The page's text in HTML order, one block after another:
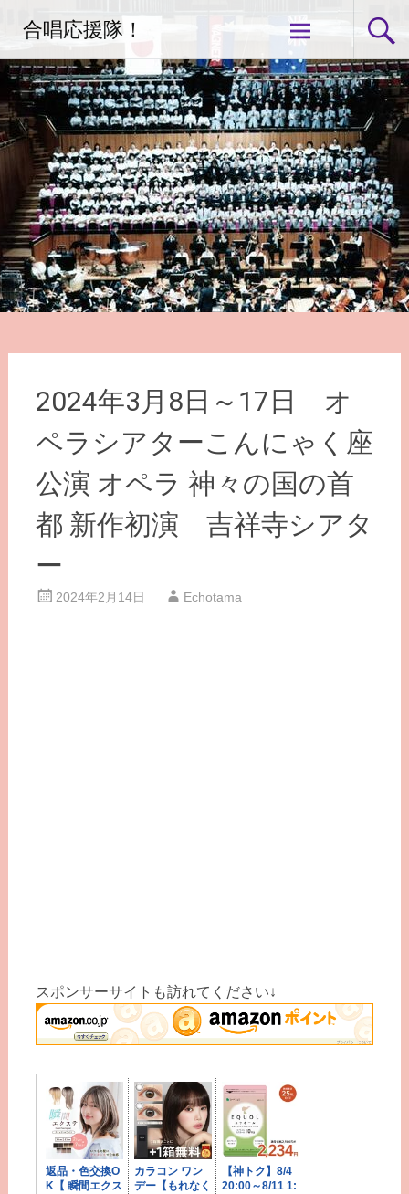
ン
ツ
へ
ス
合唱応援隊！
2024年3月8日～17日 オ
ペラシアターこんにゃく座
公演 オペラ 神々の国の首
都 新作初演 吉祥寺シアタ
ー
2024年2月14日 Echotama
スポンサーサイトも訪れてください↓